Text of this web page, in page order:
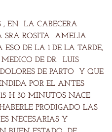
, EN LA CABECERA
ROSITA AMELIA
DE LA 1 DE LA TARDE,
DE DR. LUIS
DE PARTO Y QUE
POR EL ANTES
H 30 MINUTOS NACE
PRODIGADO LAS
NECESARIAS Y